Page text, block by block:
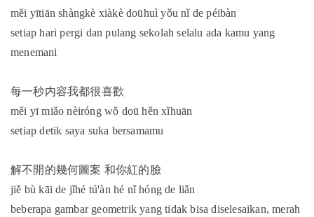
měi yītiān shàngkè xiàkè doūhuì yǒu nǐ de péibàn
setiap hari pergi dan pulang sekolah selalu ada kamu yang
menemani
每一秒内容我都很喜歡
měi yī miǎo nèiróng wǒ doū hěn xǐhuān
setiap detik saya suka bersamamu
解不開的幾何圖案 和你紅的臉
jiě bù kāi de jǐhé tú'àn hé nǐ hóng de liǎn
beberapa gambar geometrik yang tidak bisa diselesaikan, merah